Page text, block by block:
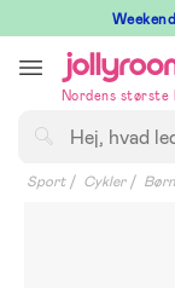
till
innehållet
Nordens største
Sport Cykler